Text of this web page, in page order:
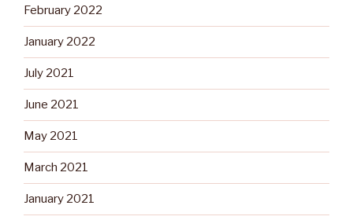
February 2022
January 2022
July 2021
June 2021
May 2021
March 2021
January 2021